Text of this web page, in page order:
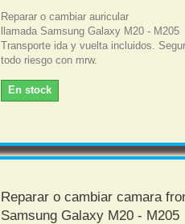
Reparar o cambiar auricular
llamada Samsung Galaxy M20 - M205
Transporte ida y vuelta incluidos.
todo riesgo con mrw.
En stock
Reparar o cambiar camara
Samsung Galaxy M20 - M205